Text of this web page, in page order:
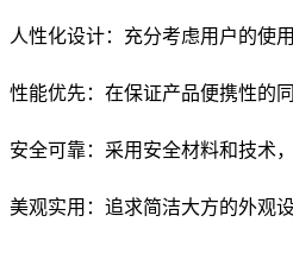
人性化设计：充分考虑用户的使
性能优先：在保证产品便携性的
安全可靠：采用安全材料和技术
美观实用：追求简洁大方的外观